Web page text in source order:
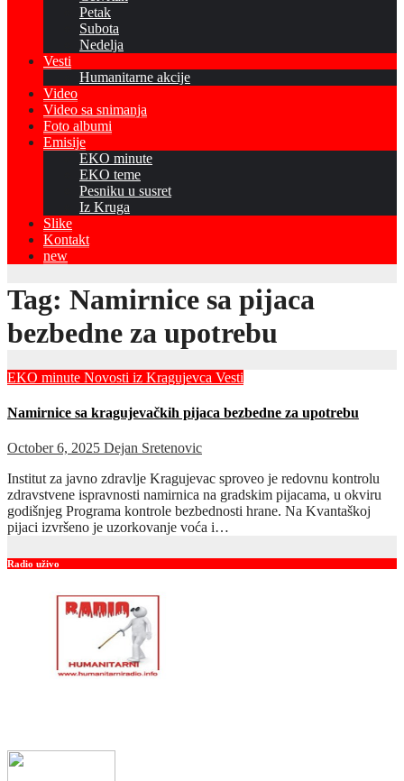
Petak
Subota
Nedelja
Vesti
Humanitarne akcije
Video
Video sa snimanja
Foto albumi
Emisije
EKO minute
EKO teme
Pesniku u susret
Iz Kruga
Slike
Kontakt
new
Tag: Namirnice sa pijaca
bezbedne za upotrebu
EKO minute Novosti iz Kragujevca Vesti
Namirnice sa kragujevačkih pijaca bezbedne za upotrebu
October 6, 2025 Dejan Sretenovic
Institut za javno zdravlje Kragujevac sproveo je redovnu kontrolu
zdravstvene ispravnosti namirnica na gradskim pijacama, u okviru
godišnjeg Programa kontrole bezbednosti hrane. Na Kvantaškoj
pijaci izvršeno je uzorkovanje voća i…
Radio uživo